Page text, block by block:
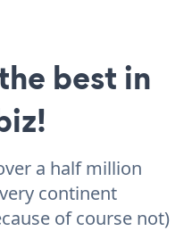
best in
a half million
continent
of course not)